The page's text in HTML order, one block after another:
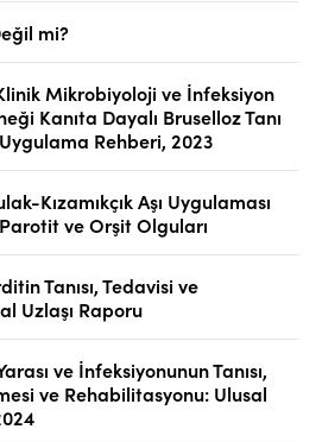
mi?
Mikrobiyoloji ve İnfeksiyon
Kanıta Dayalı Bruselloz Tanı
Rehberi, 2023
Kızamıkçık Aşı Uygulaması
ve Orşit Olguları
Tanısı, Tedavisi ve
Uzlaşı Raporu
ve İnfeksiyonunun Tanısı,
ve Rehabilitasyonu: Ulusal